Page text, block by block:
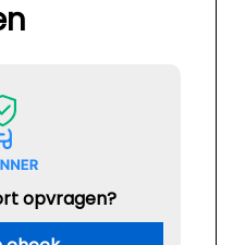
opvragen?